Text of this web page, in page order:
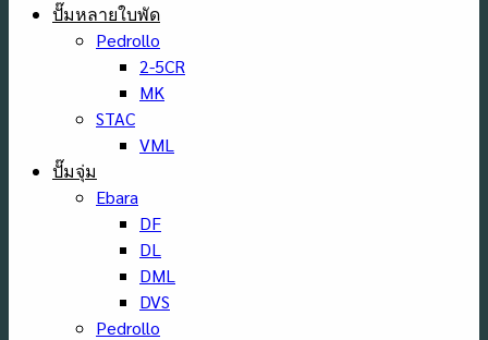
ปั๊มหลายใบพัด
Pedrollo
2-5CR
MK
STAC
VML
ปั๊มจุ่ม
Ebara
DF
DL
DML
DVS
Pedrollo